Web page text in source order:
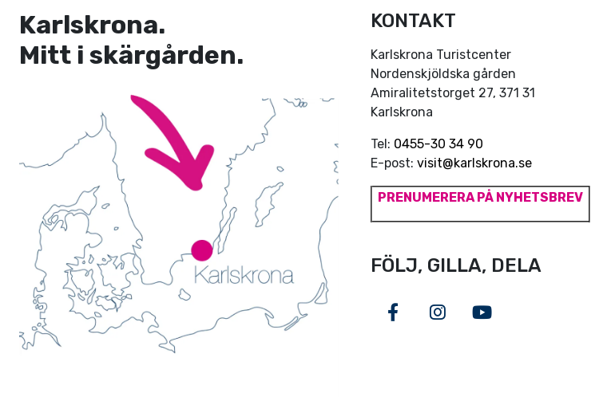
Karlskrona.
Mitt i skärgården.
KONTAKT
Karlskrona Turistcenter
Nordenskjöldska gården
Amiralitetstorget 27, 371 31
Karlskrona
Tel: 0455-30 34 90
E-post: visit@karlskrona.se
PRENUMERERA PÅ NYHETSBREV
FÖLJ, GILLA, DELA
FacebookInstagram
Youtube